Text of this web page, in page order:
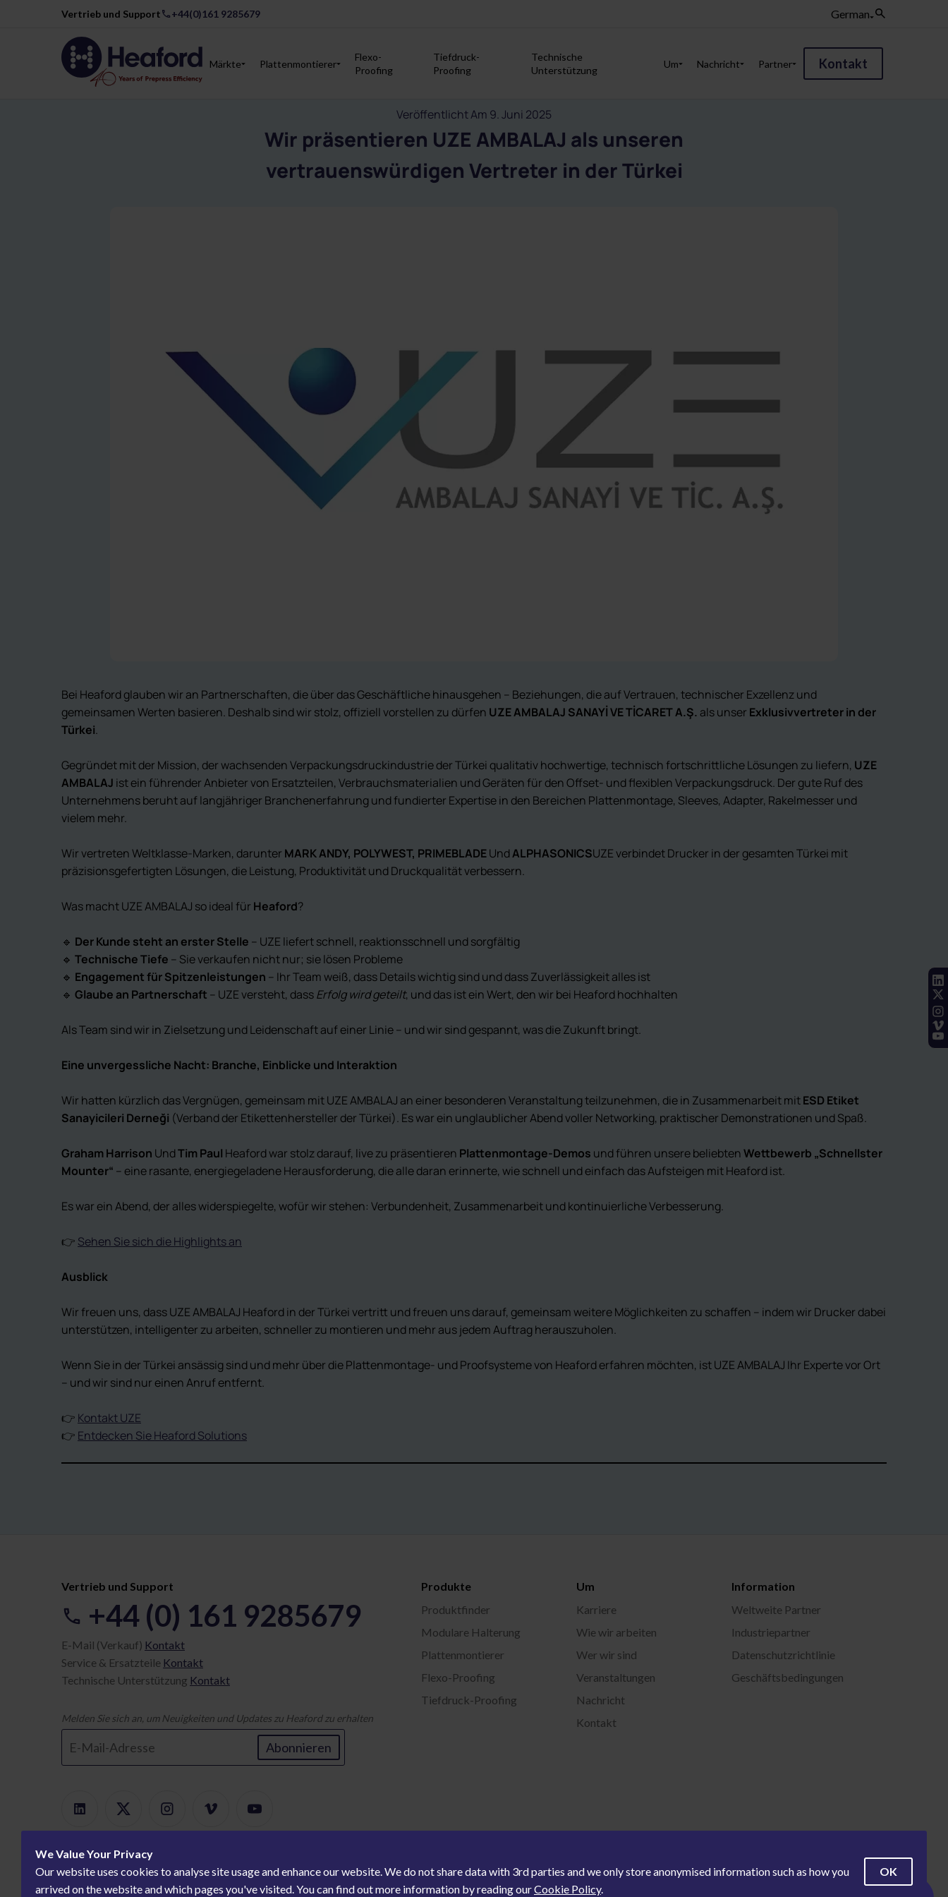
Vertrieb und Support +44(0)161 9285679 German
Märkte Plattenmontierer
Flexo-
Proofing
Tiefdruck-
Proofing
Technische
Unterstützung
Um Nachricht Partner Kontakt
Veröffentlicht Am 9. Juni 2025
Wir präsentieren UZE AMBALAJ als unseren
vertrauenswürdigen Vertreter in der Türkei
Bei Heaford glauben wir an Partnerschaften, die über das Geschäftliche hinausgehen – Beziehungen, die auf Vertrauen, technischer Exzellenz und
gemeinsamen Werten basieren. Deshalb sind wir stolz, offiziell vorstellen zu dürfen UZE AMBALAJ SANAYİ VE TİCARET A.Ş. als unser Exklusivvertreter in der
Türkei.
Gegründet mit der Mission, der wachsenden Verpackungsdruckindustrie der Türkei qualitativ hochwertige, technisch fortschrittliche Lösungen zu liefern, UZE
AMBALAJ ist ein führender Anbieter von Ersatzteilen, Verbrauchsmaterialien und Geräten für den Offset- und flexiblen Verpackungsdruck. Der gute Ruf des
Unternehmens beruht auf langjähriger Branchenerfahrung und fundierter Expertise in den Bereichen Plattenmontage, Sleeves, Adapter, Rakelmesser und
vielem mehr.
Wir vertreten Weltklasse-Marken, darunter MARK ANDY, POLYWEST, PRIMEBLADEUndALPHASONICSUZE verbindet Drucker in der gesamten Türkei mit
präzisionsgefertigten Lösungen, die Leistung, Produktivität und Druckqualität verbessern.
Was macht UZE AMBALAJ so ideal für Heaford?
🔹 Der Kunde steht an erster Stelle – UZE liefert schnell, reaktionsschnell und sorgfältig
🔹 Technische Tiefe – Sie verkaufen nicht nur; sie lösen Probleme
🔹 Engagement für Spitzenleistungen – Ihr Team weiß, dass Details wichtig sind und dass Zuverlässigkeit alles ist
🔹 Glaube an Partnerschaft – UZE versteht, dassErfolg wird geteilt, und das ist ein Wert, den wir bei Heaford hochhalten
Als Team sind wir in Zielsetzung und Leidenschaft auf einer Linie – und wir sind gespannt, was die Zukunft bringt.
Eine unvergessliche Nacht: Branche, Einblicke und Interaktion
Wir hatten kürzlich das Vergnügen, gemeinsam mit UZE AMBALAJ an einer besonderen Veranstaltung teilzunehmen, die in Zusammenarbeit mitESD Etiket
Sanayicileri Derneği (Verband der Etikettenhersteller der Türkei). Es war ein unglaublicher Abend voller Networking, praktischer Demonstrationen und Spaß.
Graham Harrison UndTim Paul Heaford war stolz darauf, live zu präsentieren Plattenmontage-Demos und führen unsere beliebtenWettbewerb „Schnellster
Mounter“ – eine rasante, energiegeladene Herausforderung, die alle daran erinnerte, wie schnell und einfach das Aufsteigen mit Heaford ist.
Es war ein Abend, der alles widerspiegelte, wofür wir stehen: Verbundenheit, Zusammenarbeit und kontinuierliche Verbesserung.
👉 Sehen Sie sich die Highlights an
Ausblick
Wir freuen uns, dass UZE AMBALAJ Heaford in der Türkei vertritt und freuen uns darauf, gemeinsam weitere Möglichkeiten zu schaffen – indem wir Drucker dabei
unterstützen, intelligenter zu arbeiten, schneller zu montieren und mehr aus jedem Auftrag herauszuholen.
Wenn Sie in der Türkei ansässig sind und mehr über die Plattenmontage- und Proofsysteme von Heaford erfahren möchten, ist UZE AMBALAJ Ihr Experte vor Ort
– und wir sind nur einen Anruf entfernt.
👉 Kontakt UZE
👉 Entdecken Sie Heaford Solutions
Vertrieb und Support
+44 (0) 161 9285679
E-Mail (Verkauf) Kontakt
Service & Ersatzteile Kontakt
Technische Unterstützung Kontakt
Melden Sie sich an, um Neuigkeiten und Updates zu Heaford zu erhalten
Abonnieren
Produkte
Produktfinder
Modulare Halterung
Plattenmontierer
Flexo-Proofing
Tiefdruck-Proofing
Um
Karriere
Wie wir arbeiten
Wer wir sind
Veranstaltungen
Nachricht
Kontakt
Information
Weltweite Partner
Industriepartner
Datenschutzrichtlinie
Geschäftsbedingungen
OK
We Value Your Privacy
Our website uses cookies to analyse site usage and enhance our website. We do not share data with 3rd parties and we only store anonymised information such as how you
arrived on the website and which pages you've visited. You can find out more information by reading ourCookie Policy.